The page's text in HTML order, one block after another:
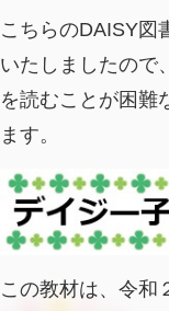
こちらのDAISY図
いたしましたので
を読むことが困難
ます。
この教材は、令和